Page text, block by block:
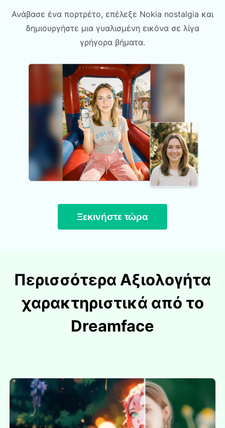
Ανάβασε ένα πορτρέτο, επέλεξε Nokia nostalgia και
δημιουργήστε μια γυαλισμένη εικόνα σε λίγα
γρήγορα βήματα.
Ξεκινήστε τώρα
Περισσότερα Αξιολογήτα
χαρακτηριστικά από το
Dreamface